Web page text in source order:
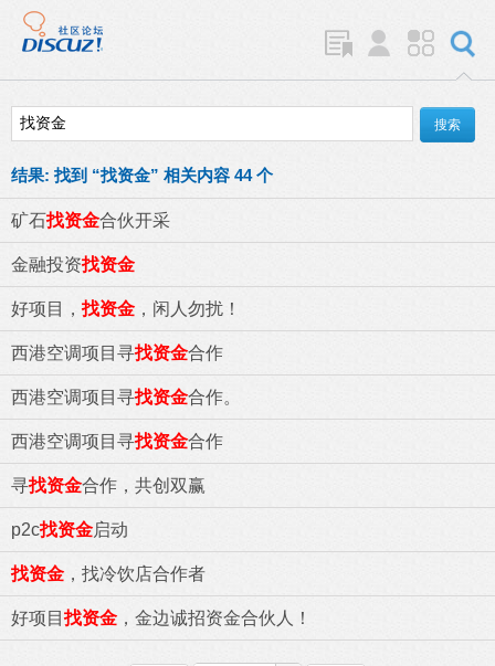
结果: 找到 “找资金” 相关内容 44 个
矿石找资金合伙开采
金融投资找资金
好项目， 找资金 ，闲人勿扰！
西港空调项目寻找资金合作
西港空调项目寻找资金合作。
西港空调项目寻找资金合作
寻找资金合作，共创双赢
p2c找资金启动
找资金 ，找冷饮店合作者
好项目 找资金 ，金边诚招资金合伙人！